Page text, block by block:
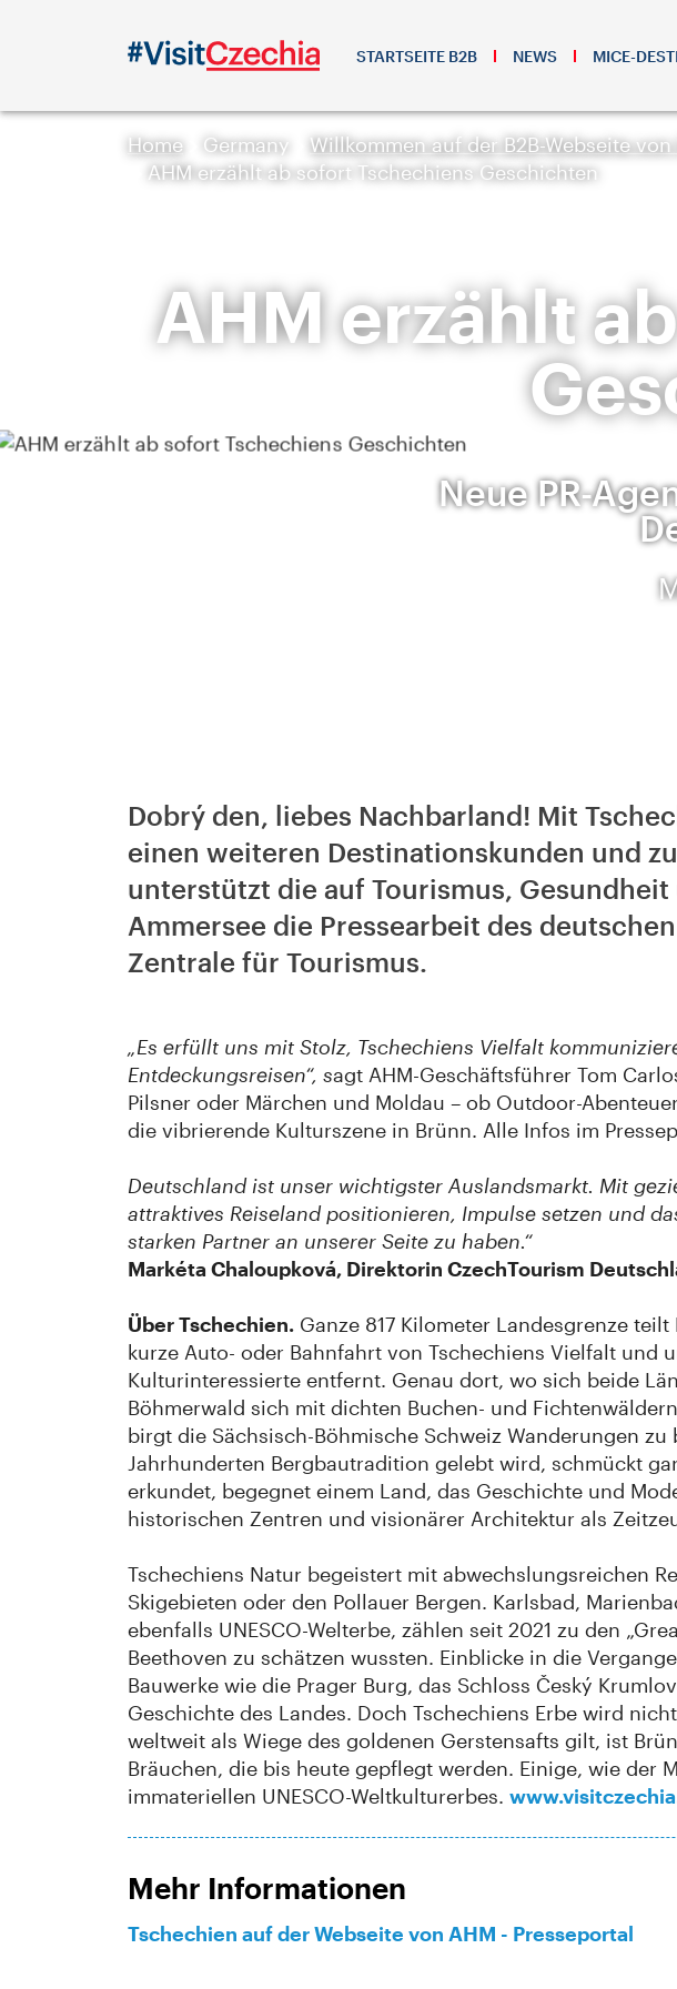
STARTSEITE B2B NEWS MICE-
Home Germany Willkommen auf der B2B-Webseite
AHM erzählt ab sofort Tschechiens Geschichten
AHM erzählt
Neue PR-
Dobrý den, liebes Nachbarland! Mit
einen weiteren Destinationskunden und
unterstützt die auf Tourismus,
Ammersee die Pressearbeit des
Zentrale für Tourismus.
„Es erfüllt uns mit Stolz, Tschechiens Vielfalt
Entdeckungsreisen“, sagt AHM-Geschäftsführer Tom
Pilsner oder Märchen und Moldau – ob Outdoor-
die vibrierende Kulturszene in Brünn. Alle Infos im
Deutschland ist unser wichtigster Auslandsmarkt. Mit
attraktives Reiseland positionieren, Impulse setzen und
starken Partner an unserer Seite zu haben.“
Markéta Chaloupková, Direktorin CzechTourism
Über Tschechien. Ganze 817 Kilometer Landesgrenze
kurze Auto- oder Bahnfahrt von Tschechiens Vielfalt
Kulturinteressierte entfernt. Genau dort, wo sich beide
Böhmerwald sich mit dichten Buchen- und
birgt die Sächsisch-Böhmische Schweiz Wanderungen
Jahrhunderten Bergbautradition gelebt wird, schmückt
erkundet, begegnet einem Land, das Geschichte und
historischen Zentren und visionärer Architektur als
Tschechiens Natur begeistert mit abwechslungsreichen
Skigebieten oder den Pollauer Bergen. Karlsbad,
ebenfalls UNESCO-Welterbe, zählen seit 2021 zu den
Beethoven zu schätzen wussten. Einblicke in die
Bauwerke wie die Prager Burg, das Schloss Český
Geschichte des Landes. Doch Tschechiens Erbe wird
weltweit als Wiege des goldenen Gerstensafts gilt, ist
Bräuchen, die bis heute gepflegt werden. Einige, wie der
immateriellen UNESCO-Weltkulturerbes.
Mehr Informationen
Tschechien auf der Webseite von AHM - Presseportal